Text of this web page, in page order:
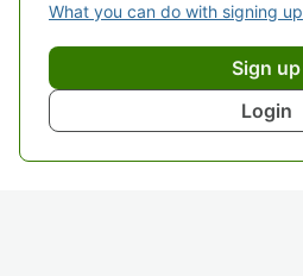
What you can do with signing up
Sign up
Login